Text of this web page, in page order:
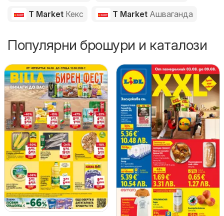
T Market Кекс T Market Ашваганда
Популярни брошури и каталози